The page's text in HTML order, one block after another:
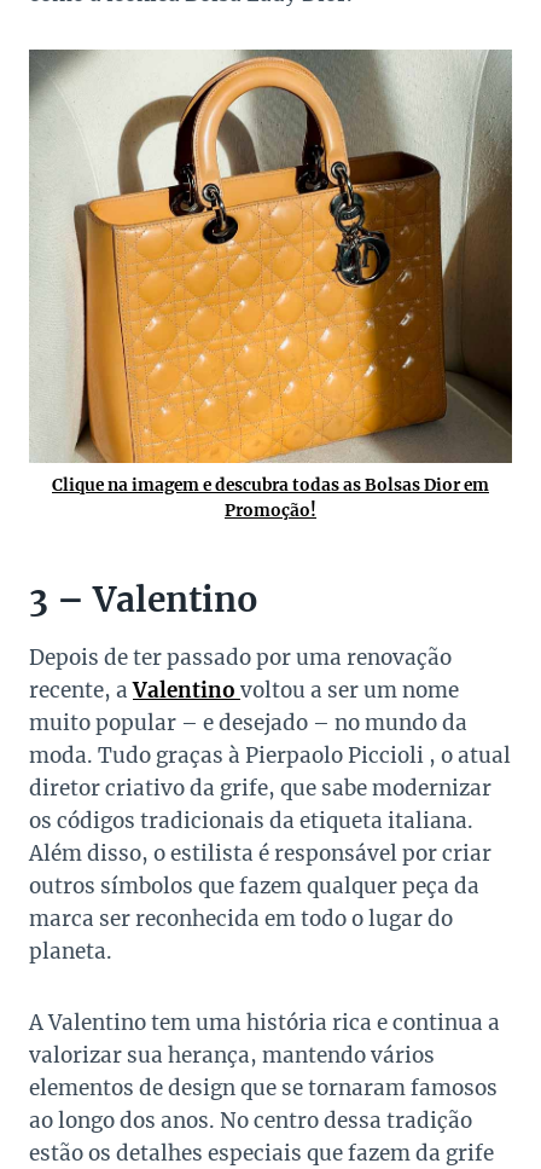
Clique na imagem e descubra todas as Bolsas Dior em
Promoção!
3 – Valentino
Depois de ter passado por uma renovação
recente, aValentino voltou a ser um nome
muito popular – e desejado – no mundo da
moda. Tudo graças à Pierpaolo Piccioli , o atual
diretor criativo da grife, que sabe modernizar
os códigos tradicionais da etiqueta italiana.
Além disso, o estilista é responsável por criar
outros símbolos que fazem qualquer peça da
marca ser reconhecida em todo o lugar do
planeta.
A Valentino tem uma história rica e continua a
valorizar sua herança, mantendo vários
elementos de design que se tornaram famosos
ao longo dos anos. No centro dessa tradição
estão os detalhes especiais que fazem da grife